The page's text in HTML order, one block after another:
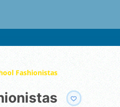
Fashionistas